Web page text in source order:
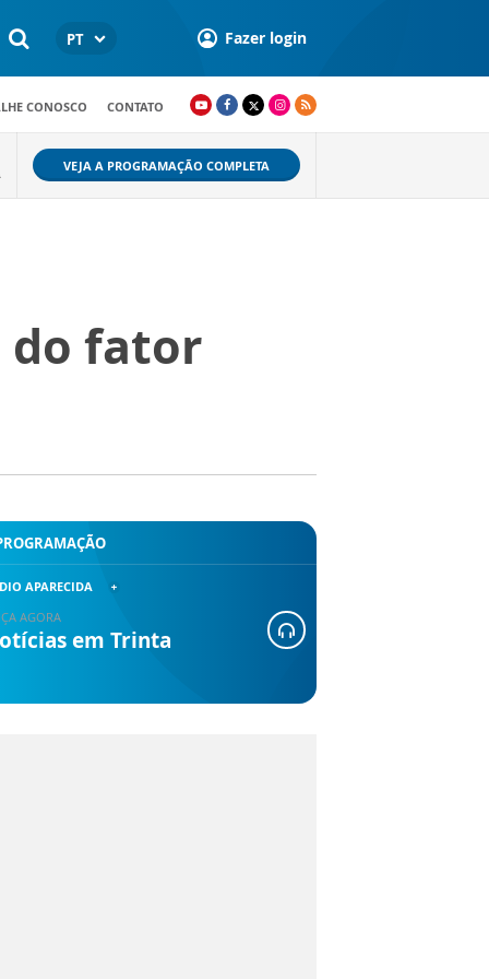
PT Fazer login
CONOSCO CONTATO
VEJA A PROGRAMAÇÃO COMPLETA
do fator
APARECIDA
AGORA
em Trinta